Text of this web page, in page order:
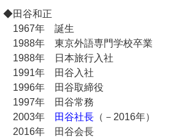
◆田谷和正
1967年 誕生
1988年 東京外語専門学校卒業
1988年 日本旅行入社
1991年 田谷入社
1996年 田谷取締役
1997年 田谷常務
2003年
田谷社長（－2016年）
2016年 田谷会長